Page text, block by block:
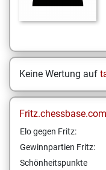
Keine Wertung auf
Elo gegen Fritz:
Gewinnpartien Fritz:
Schönheitspunkte